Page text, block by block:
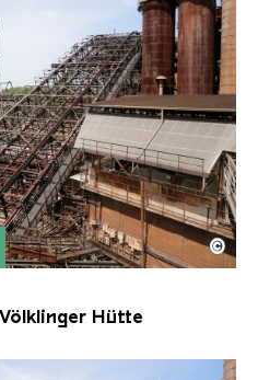
de la Völklinger Hütte
Völklinger Hütte | Karl
©
Hütte